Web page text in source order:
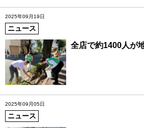
2025年09月19日
ニュース
全店で約1400人が
2025年09月05日
ニュース